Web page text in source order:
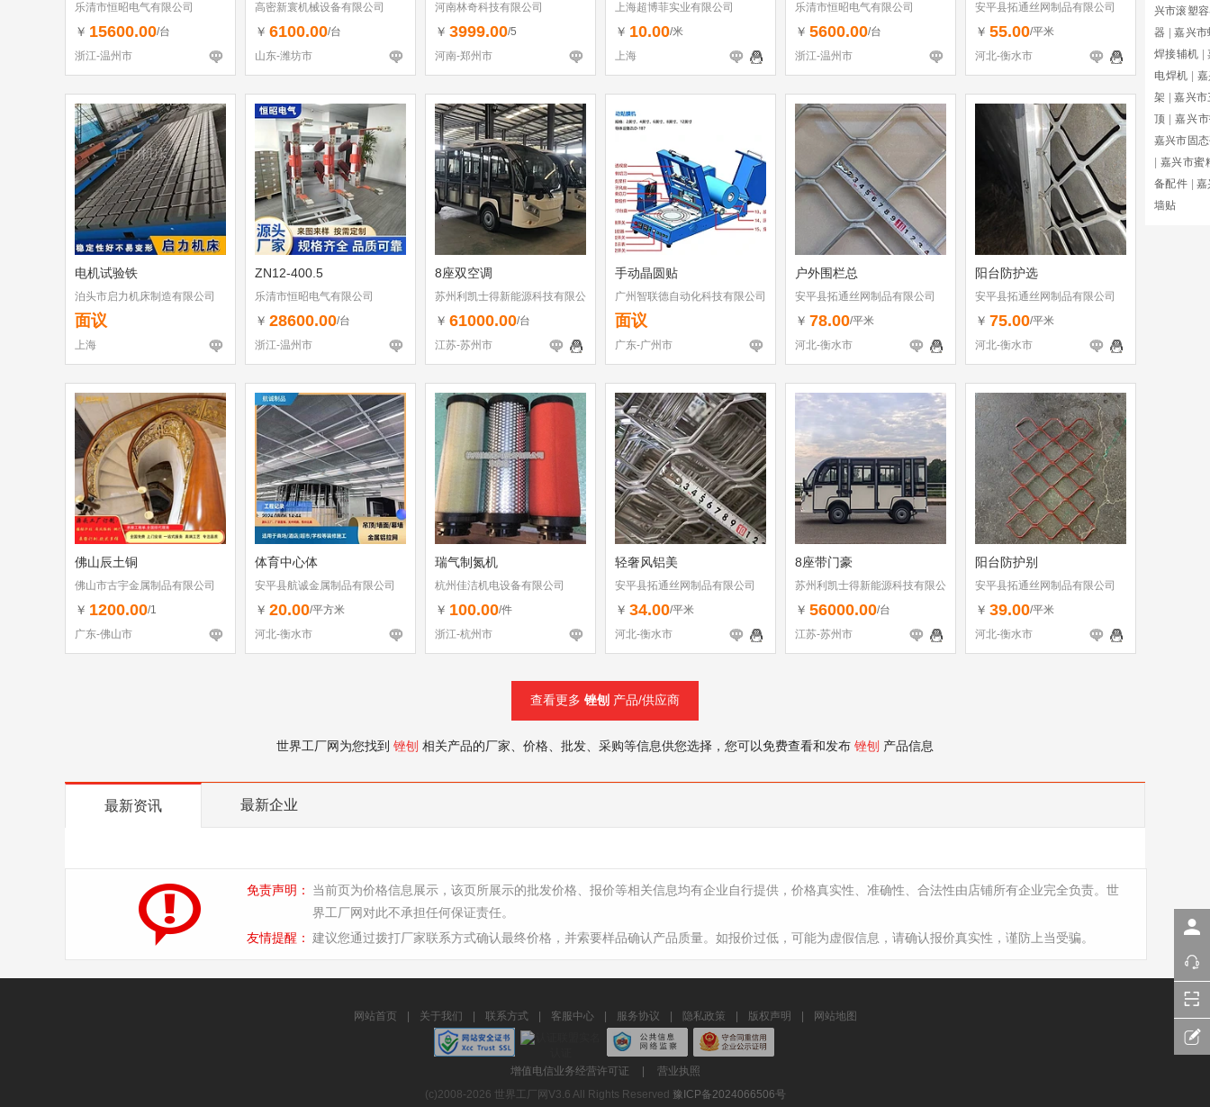
乐清市恒昭电气有限公司
￥ 15600.00/台
浙江-温州市
高密新寰机械设备有限公司
￥ 6100.00/台
山东-潍坊市
河南林奇科技有限公司
￥ 3999.00/5
河南-郑州市
上海超博菲实业有限公司
￥ 10.00/米
上海
乐清市恒昭电气有限公司
￥ 5600.00/台
浙江-温州市
安平县拓通丝网制品有限公司
￥ 55.00/平米
河北-衡水市
电机试验铁
泊头市启力机床制造有限公司
面议
上海
ZN12-400.5
乐清市恒昭电气有限公司
￥ 28600.00/台
浙江-温州市
8座双空调
苏州利凯士得新能源科技有限公
司
￥ 61000.00/台
江苏-苏州市
手动晶圆贴
广州智联德自动化科技有限公司
面议
广东-广州市
户外围栏总
安平县拓通丝网制品有限公司
￥ 78.00/平米
河北-衡水市
阳台防护选
安平县拓通丝网制品有限公司
￥ 75.00/平米
河北-衡水市
佛山辰土铜
佛山市古宇金属制品有限公司
￥ 1200.00/1
广东-佛山市
体育中心体
安平县航诚金属制品有限公司
￥ 20.00/平方米
河北-衡水市
瑞气制氮机
杭州佳洁机电设备有限公司
￥ 100.00/件
浙江-杭州市
轻奢风铝美
安平县拓通丝网制品有限公司
￥ 34.00/平米
河北-衡水市
8座带门豪
苏州利凯士得新能源科技有限公
司
￥ 56000.00/台
江苏-苏州市
阳台防护别
安平县拓通丝网制品有限公司
￥ 39.00/平米
河北-衡水市
查看更多 锉刨 产品/供应商
世界工厂网为您找到 锉刨 相关产品的厂家、价格、批发、采购等信息供您选择，您可以免费查看和发布 锉刨 产品信息
兴市滚塑
器
嘉兴市
焊接辅机
电焊机
架
嘉兴市
顶
嘉兴
嘉兴市固
嘉兴市蜜
备配件
嘉
墙贴
最新资讯 最新企业
免责声明：
当前页为价格信息展示，该页所展示的批发价格、报价等相关信息均有企业自行提供，价格真实性、准确性、合法性由店铺所有企业完全负责。世
界工厂网对此不承担任何保证责任。
友情提醒： 建议您通过拨打厂家联系方式确认最终价格，并索要样品确认产品质量。如报价过低，可能为虚假信息，请确认报价真实性，谨防上当受骗。
网站首页 关于我们 联系方式 客服中心 服务协议 隐私政策 版权声明 网站地图
增值电信业务经营许可证
营业执照
(c)2008-2026 世界工厂网V3.6 All Rights Reserved 豫ICP备2024066506号